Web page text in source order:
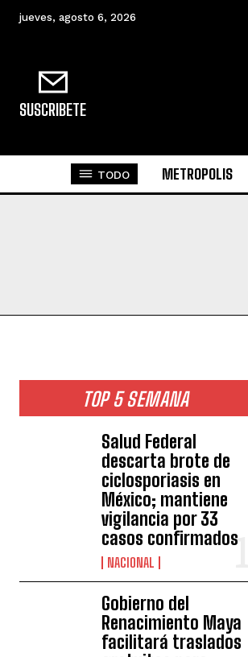
jueves, agosto 6, 2026
SUSCRIBETE
TODO METROPOLIS
TOP 5 SEMANA
Salud Federal
descarta brote de
ciclosporiasis en
México; mantiene
vigilancia por 33
casos confirmados
NACIONAL
Gobierno del
Renacimiento Maya
facilitará traslados